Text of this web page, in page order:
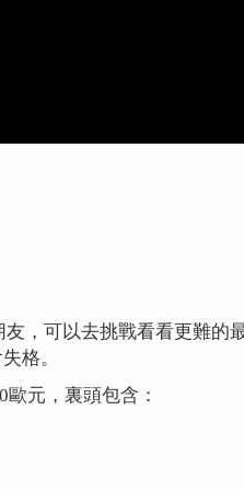
，可以去挑戰看看更難的
格。
元，裏頭包含：